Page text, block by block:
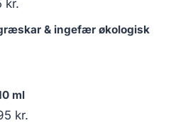
kr..
kr.
aktuelle
41.95 kr..
& ingefær økologisk
ml
kr.